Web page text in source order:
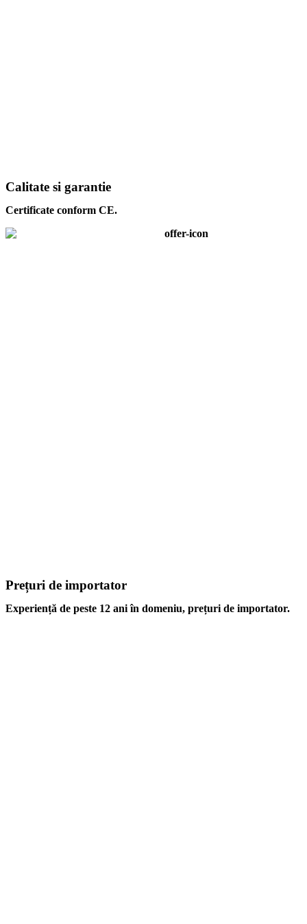
Calitate si garantie
Certificate conform CE.
Prețuri de importator
Experiență de peste 12 ani în domeniu, prețuri de importator.